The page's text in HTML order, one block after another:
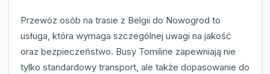
Przewóz osób na trasie z Belgii do Nowogrod to
usługa, która wymaga szczególnej uwagi na jakość
oraz bezpieczeństwo. Busy Tomiline zapewniają nie
tylko standardowy transport, ale także dopasowanie do